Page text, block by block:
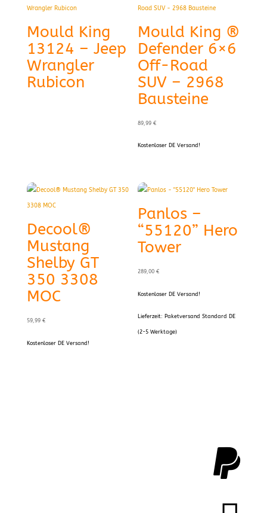
Mould King
13124 – Jeep
Wrangler
Rubicon
Mould King ®
Defender 6×6
Off-Road
SUV – 2968
Bausteine
89,99€
Kostenloser DE Versand!
Decool®
Mustang
Shelby GT
350 3308
MOC
59,99 €
Kostenloser DE Versand!
Panlos –
“55120” Hero
Tower
289,00€
Kostenloser DE Versand!
Lieferzeit: Paketversand Standard DE
(2-5 Werktage)
